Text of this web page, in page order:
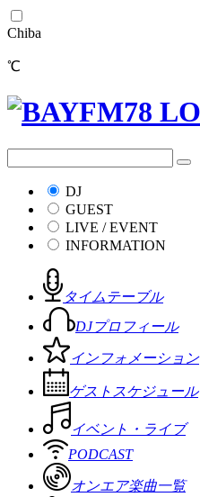
Chiba
℃
DJ
GUEST
LIVE / EVENT
INFORMATION
タイムテーブル
DJプロフィール
インフォメーション
ゲストスケジュール
イベント・ライブ
PODCAST
オンエア楽曲一覧